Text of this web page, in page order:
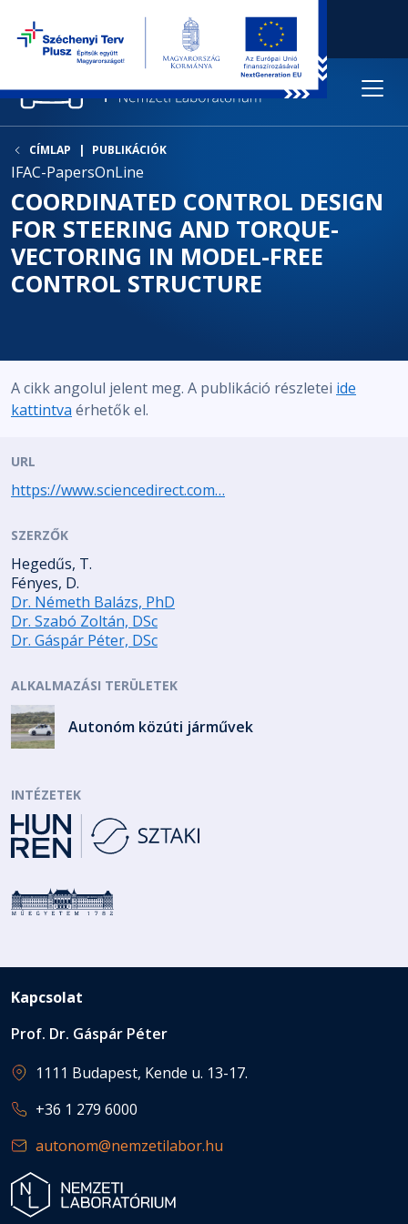
CÍMLAP PUBLIKÁCIÓK
IFAC-PapersOnLine
COORDINATED CONTROL DESIGN
FOR STEERING AND TORQUE-
VECTORING IN MODEL-FREE
CONTROL STRUCTURE
A cikk angolul jelent meg. A publikáció részletei ide
kattintva érhetők el.
URL
https://www.sciencedirect.com…
SZERZŐK
Hegedűs, T.
Fényes, D.
Dr. Németh Balázs, PhD
Dr. Szabó Zoltán, DSc
Dr. Gáspár Péter, DSc
ALKALMAZÁSI TERÜLETEK
Autonóm közúti járművek
INTÉZETEK
Kapcsolat
Prof. Dr. Gáspár Péter
1111 Budapest, Kende u. 13-17.
+36 1 279 6000
autonom@nemzetilabor.hu